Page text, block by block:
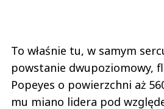
To właśnie tu, w samym
powstanie dwupoziomowy,
Popeyes o powierzchni aż
mu miano lidera pod